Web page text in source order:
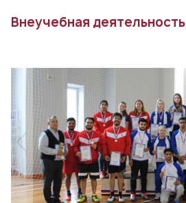
Внеучебная деятельность